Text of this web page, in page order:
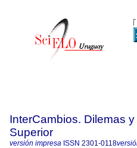
InterCambios. Dilemas
Superior
versión impresa ISSN 2301-0118